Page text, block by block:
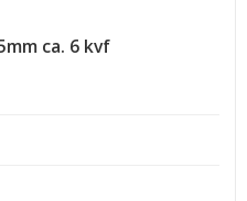
ca. 6 kvf